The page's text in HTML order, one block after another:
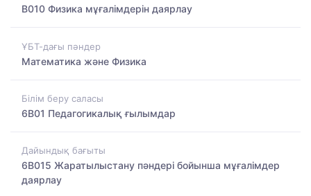
B010 Физика мұғалімдерін даярлау
ҰБТ-дағы пәндер
Математика және Физика
Білім беру саласы
6B01 Педагогикалық ғылымдар
Дайындық бағыты
6B015 Жаратылыстану пәндері бойынша мұғалімдер
даярлау